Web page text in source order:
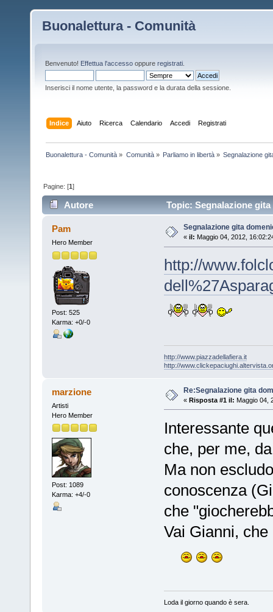
Buonalettura - Comunità
Benvenuto! Effettua l'accesso oppure registrati
Inserisci il nome utente, la password e la durata della sessione.
Indice Aiuto Ricerca Calendario Accedi Registrati
Buonalettura - Comunità » Comunità» Parliamo in libertà» Segnalazione
Pagine: [1]
Autore Topic: Segnalazione
Pam
Hero Member
Post: 525
Karma: +0/-0
Segnalazione gita
« il: Maggio 04, 2012,
http://
http://www.piazzadellafiera.it
http://
marzione
Artisti
Hero Member
Post: 1089
Karma: +4/-0
Re:Segnalazione gita
« Risposta #1 il: Maggio 04,
Interessante
che, per me,
Ma non
conoscenza
che
Vai Gianni,
Loda il giorno quando è sera.